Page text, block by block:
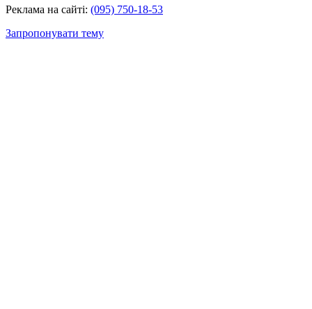
Реклама на сайті: (095) 750-18-53
Запропонувати тему